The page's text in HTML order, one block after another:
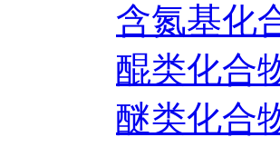
含氮基化
醌类化合
醚类化合